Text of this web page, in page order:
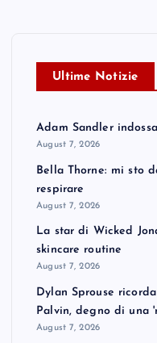
Ultime Notizie
Adam Sandler
August 7, 2026
Bella Thorne: mi sto
respirare
August 7, 2026
La star di Wicked
skincare routine
August 7, 2026
Dylan Sprouse
Palvin, degno di una
August 7, 2026